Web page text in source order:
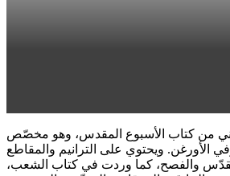
من كتاب الأسبوع المقدس، وهو مخصّص
الأورغن. ويحتوي على الترانيم والمقاطع
والفصح، كما وردت في كتاب الشعب،